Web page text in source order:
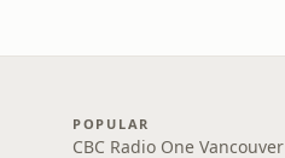
POPULAR
CBC Radio One Vancouver